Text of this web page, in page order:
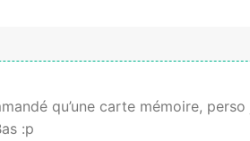
qu’une carte mémoire,
:p